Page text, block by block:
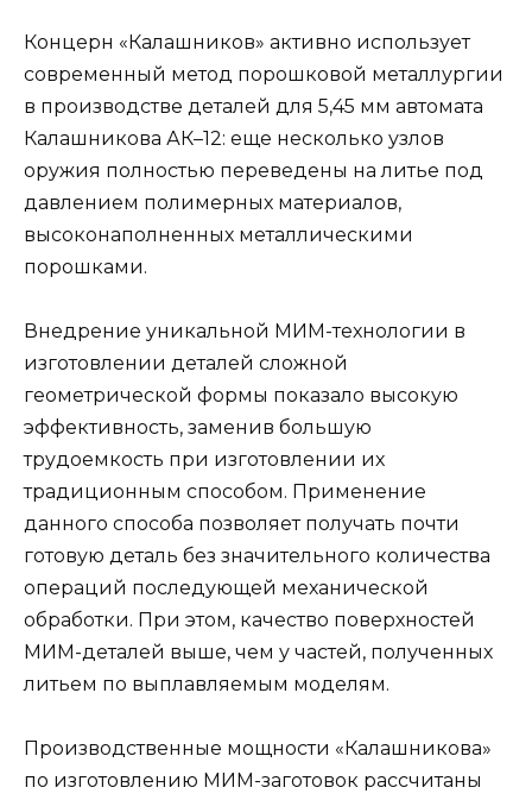
Концерн «Калашников» активно использует
современный метод порошковой металлургии
в производстве деталей для 5,45 мм автомата
Калашникова АК–12: еще несколько узлов
оружия полностью переведены на литье под
давлением полимерных материалов,
высоконаполненных металлическими
порошками.
Внедрение уникальной МИМ-технологии в
изготовлении деталей сложной
геометрической формы показало высокую
эффективность, заменив большую
трудоемкость при изготовлении их
традиционным способом. Применение
данного способа позволяет получать почти
готовую деталь без значительного количества
операций последующей механической
обработки. При этом, качество поверхностей
MИM-деталей выше, чем у частей, полученных
литьем по выплавляемым моделям.
Производственные мощности «Калашникова»
по изготовлению МИМ-заготовок рассчитаны